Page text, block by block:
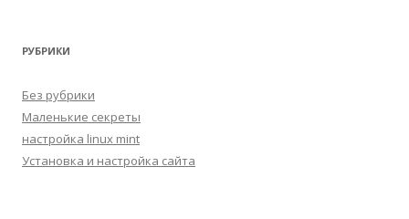
РУБРИКИ
Без рубрики
Маленькие секреты
настройка linux mint
Установка и настройка сайта